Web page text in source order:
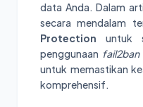
data Anda. Dalam
secara mendalam
Protection untuk
penggunaan fail2ban
untuk memastikan
komprehensif.